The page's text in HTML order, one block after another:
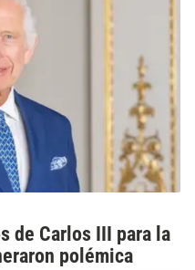
de Carlos III para la
polémica